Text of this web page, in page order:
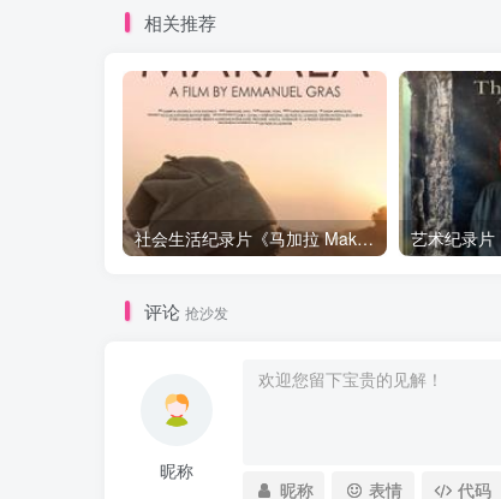
相关推荐
社会生活纪录片《马加拉 Makala》下载
评论 抢沙发
昵称
昵称 表情 代码